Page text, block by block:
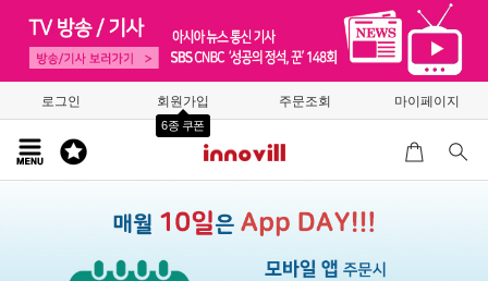
로그인 회원가입
6종 쿠폰
주문조회 마이페이지